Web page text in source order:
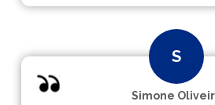
Simone